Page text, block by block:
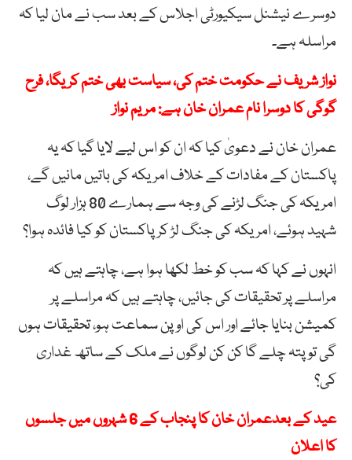
دوسرے نیشنل سیکیورٹی اجلاس کے بعد سب نے مان لیا کہ
مراسلہ ہے۔
نواز شریف نے حکومت ختم کی، سیاست بھی ختم کریگا، فرح
گوگی کا دوسرا نام عمران خان ہے: مریم نواز
عمران خان نے دعویٰ کیا کہ ان کو اس لیے لایا گیا کہ یہ
پاکستان کے مفادات کے خلاف امریکہ کی باتیں مانیں گے،
امریکہ کی جنگ لڑنے کی وجہ سے ہمارے 80 ہزار لوگ
شہید ہوئے، امریکہ کی جنگ لڑ کر پاکستان کو کیا فائدہ ہوا؟
انہوں نے کہا کہ سب کو خط لکھا ہوا ہے، چاہتے ہیں کہ
مراسلے پر تحقیقات کی جائیں، چاہتے ہیں کہ مراسلے پر
کمیشن بنایا جائے اور اس کی اوپن سماعت ہو، تحقیقات ہوں
گی تو پتہ چلے گا کن کن لوگوں نے ملک کے ساتھ غداری
کی؟
عید کے بعدعمران خان کا پنجاب کے 6 شہروں میں جلسوں
کا اعلان